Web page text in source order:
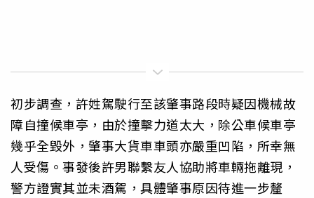
初步調查，許姓駕駛行至該肇事路段時疑因機械故
障自撞候車亭，由於撞擊力道太大，除公車候車亭
幾乎全毀外，肇事大貨車車頭亦嚴重凹陷，所幸無
人受傷。事發後許男聯繫友人協助將車輛拖離現，
警方證實其並未酒駕，具體肇事原因待進一步釐